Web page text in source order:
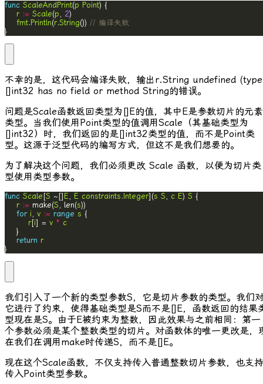
func ScaleAndPrint(p Point
r := Scale(p , 2
fmt.Println(r.String()) // 编译失败
}
不幸的是，这代码会编译失败，输出 r.String undefined (type
[]int32 has no field or method String的错误。
问题是Scale函数返回类型为 []E的值，其中E是参数切片的元素
类型。当我们使用Point类型的值调用Scale （其基础类型为
[]int32）时，我们返回的是[]int32类型的值，而不是Point类
型。这源于泛型代码的编写方式，但这不是我们想要的。
为了解决这个问题，我们必须更改 Scale 函数，以便为切片类
型使用类型参数。
func Scale [S ~[]E E constraints . Integer](s S c E) S
r := make(S , len(s
for i v := range s
r [i] = v * c
return r
}
我们引入了一个新的类型参数S，它是切片参数的类型。我们
它进行了约束，使得基础类型是S而不是[]E，函数返回的结果
型现在是S。由于E被约束为整数，因此效果与之前相同：第一
个参数必须是某个整数类型的切片。对函数体的唯一更改是，
在我们在调用make时传递S，而不是[]E。
现在这个Scale函数，不仅支持传入普通整数切片参数，也支持
传入Point类型参数。